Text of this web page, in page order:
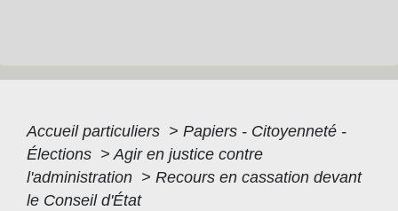
Accueil particuliers > Papiers - Citoyenneté -
Élections > Agir en justice contre
l'administration > Recours en cassation devant
le Conseil d'État